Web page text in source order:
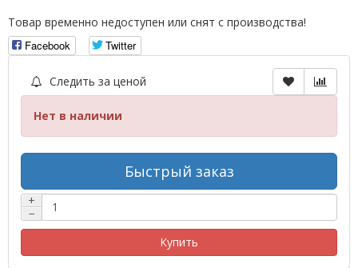
Товар временно недоступен или снят с производства!
Facebook
Twitter
Следить за ценой
Нет в наличии
Быстрый заказ
+
−
Купить